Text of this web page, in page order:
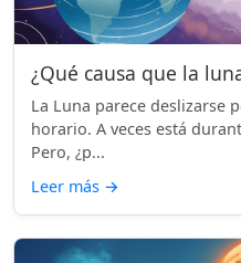
¿Qué causa que la
La Luna parece deslizarse
horario. A veces está
Pero, ¿p...
Leer más →